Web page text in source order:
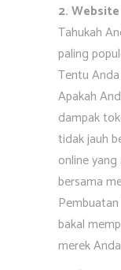
2.
Tahukah
paling
Tentu
Apakah
dampak
tidak jauh
online yang
bersama
bakal
merek